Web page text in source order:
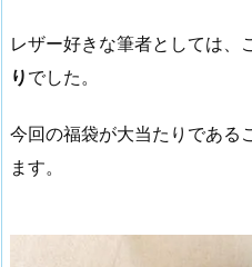
レザー好きな筆者としては、
りでした。
今回の福袋が大当たりである
ます。